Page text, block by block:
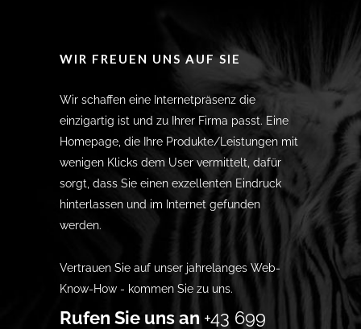
WIR FREUEN UNS AUF SIE
Wir schaffen eine Internetpräsenz die
einzigartig ist und zu Ihrer Firma passt. Eine
Homepage, die Ihre Produkte/Leistungen mit
wenigen Klicks dem User vermittelt, dafür
sorgt, dass Sie einen exzellenten Eindruck
hinterlassen und im Internet gefunden
werden.
Vertrauen Sie auf unser jahrelanges Web-
Know-How - kommen Sie zu uns.
Rufen Sie uns an +43 699